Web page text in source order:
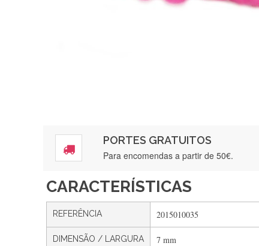
PORTES GRATUITOS
Para encomendas a partir de 50€.
CARACTERÍSTICAS
REFERÊNCIA 2015010035
DIMENSÃO / LARGURA 7 mm